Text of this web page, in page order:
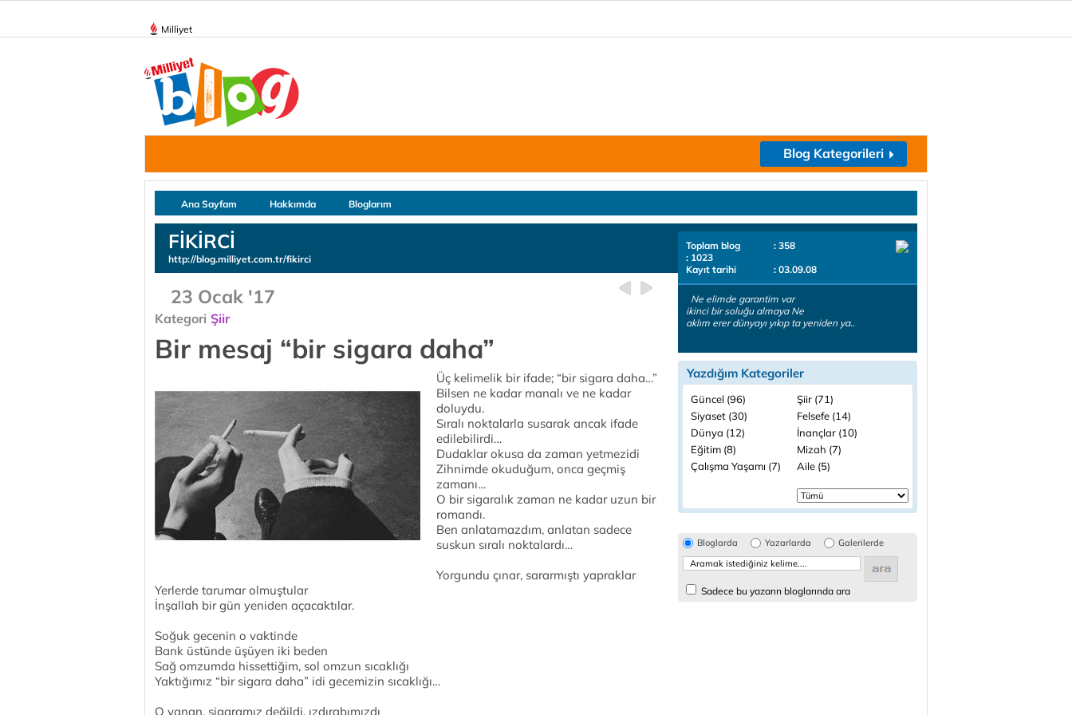
Milliyet
Blog Kategorileri
Ana Sayfam Hakkımda Bloglarım
FİKİRCİ
http://blog.milliyet.com.tr/fikirci
23 Ocak '17
Kategori Şiir
Bir mesaj “bir sigara daha”
Üç kelimelik bir ifade; “bir sigara daha…”
Bilsen ne kadar manalı ve ne kadar
doluydu.
Sıralı noktalarla susarak ancak ifade
edilebilirdi…
Dudaklar okusa da zaman yetmezidi
Zihnimde okuduğum, onca geçmiş
zamanı…
O bir sigaralık zaman ne kadar uzun bir
romandı.
Ben anlatamazdım, anlatan sadece
suskun sıralı noktalardı…
Yorgundu çınar, sararmıştı yapraklar
Yerlerde tarumar olmuştular
İnşallah bir gün yeniden açacaktılar.
Soğuk gecenin o vaktinde
Bank üstünde üşüyen iki beden
Sağ omzumda hissettiğim, sol omzun sıcaklığı
Yaktığımız “bir sigara daha” idi gecemizin sıcaklığı…
O yanan, sigaramız değildi, ızdırabımızdı
Toplam blog
: 358
: 1023
Kayıt tarihi
: 03.09.08
Ne elimde garantim var
ikinci bir soluğu almaya Ne
aklım erer dünyayı yıkıp ta yeniden ya..
Yazdığım Kategoriler
Güncel (96)
Şiir (71)
Siyaset (30)
Felsefe (14)
Dünya (12)
İnançlar (10)
Eğitim (8)
Mizah (7)
Çalışma Yaşamı (7)
Aile (5)
Bloglarda Yazarlarda Galerilerde
Sadece bu yazarın bloglarında ara